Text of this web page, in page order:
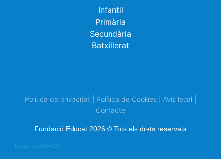
Infantil
Primària
Secundària
Batxillerat
Política de privacitat Política de Cookies Avís legal
Contacte
Fundació Educat 2026 © Tots els drets reservats
Design by ADAUGE